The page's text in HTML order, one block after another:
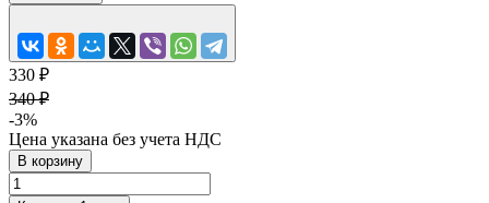
330 ₽
340 ₽
-3%
Цена указана без учета НДС
В корзину